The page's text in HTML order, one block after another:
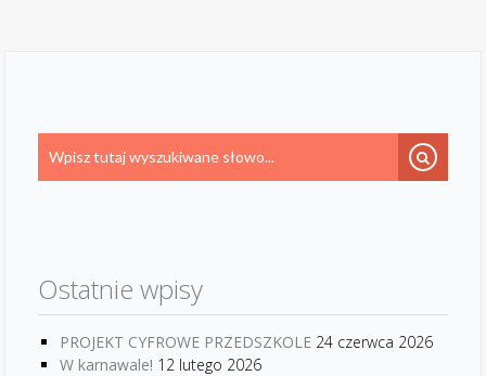
Ostatnie wpisy
PROJEKT CYFROWE PRZEDSZKOLE 24 czerwca 2026
W karnawale! 12 lutego 2026